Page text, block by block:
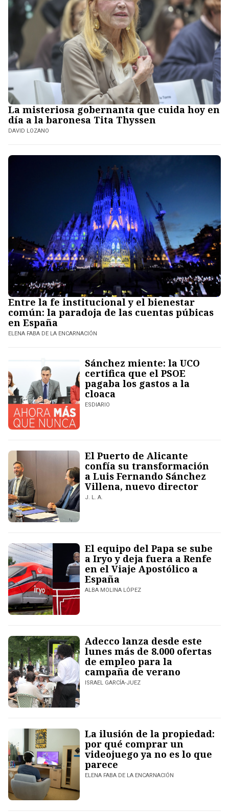
La misteriosa gobernanta que cuida hoy en
día a la baronesa Tita Thyssen
DAVID LOZANO
Entre la fe institucional y el bienestar
común: la paradoja de las cuentas púbicas
en España
ELENA FABA DE LA ENCARNACIÓN
Sánchez miente: la UCO
certifica que el PSOE
pagaba los gastos a la
cloaca
ESDIARIO
El Puerto de Alicante
confía su transformación
a Luis Fernando Sánchez
Villena, nuevo director
J. L. A.
El equipo del Papa se sube
a Iryo y deja fuera a Renfe
en el Viaje Apostólico a
España
ALBA MOLINA LÓPEZ
Adecco lanza desde este
lunes más de 8.000 ofertas
de empleo para la
campaña de verano
ISRAEL GARCÍA-JUEZ
La ilusión de la propiedad:
por qué comprar un
videojuego ya no es lo que
parece
ELENA FABA DE LA ENCARNACIÓN